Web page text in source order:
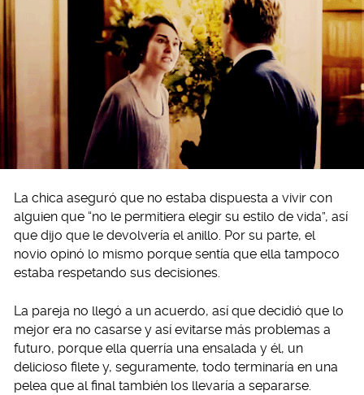
La chica aseguró que no estaba dispuesta a vivir con
alguien que “no le permitiera elegir su estilo de vida”, así
que dijo que le devolvería el anillo. Por su parte, el
novio opinó lo mismo porque sentía que ella tampoco
estaba respetando sus decisiones.
La pareja no llegó a un acuerdo, así que decidió que lo
mejor era no casarse y así evitarse más problemas a
futuro, porque ella querría una ensalada y él, un
delicioso filete y, seguramente, todo terminaría en una
pelea que al final también los llevaría a separarse.